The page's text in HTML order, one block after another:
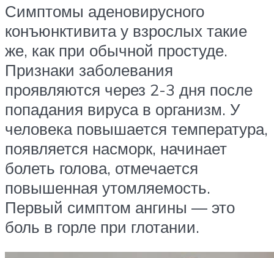
Симптомы аденовирусного
конъюнктивита у взрослых такие
же, как при обычной простуде.
Признаки заболевания
проявляются через 2-3 дня после
попадания вируса в организм. У
человека повышается температура,
появляется насморк, начинает
болеть голова, отмечается
повышенная утомляемость.
Первый симптом ангины — это
боль в горле при глотании.